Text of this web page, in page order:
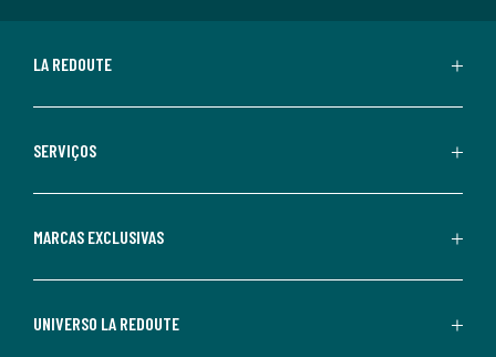
LA REDOUTE
SERVIÇOS
MARCAS EXCLUSIVAS
UNIVERSO LA REDOUTE